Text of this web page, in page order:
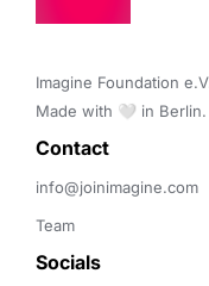
Imagine Foundation
Made with 🤍 in Berlin.
Contact
info@joinimagine.com
Team
Socials